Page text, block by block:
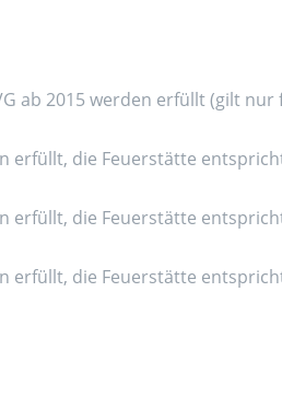
ab 2015 werden erfüllt (gilt nur
erfüllt, die Feuerstätte
erfüllt, die Feuerstätte
erfüllt, die Feuerstätte